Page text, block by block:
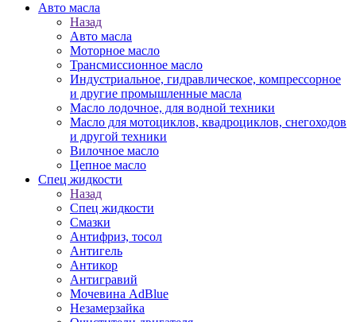
Авто масла
Назад
Авто масла
Моторное масло
Трансмиссионное масло
Индустриальное, гидравлическое, компрессорное
и другие промышленные масла
Масло лодочное, для водной техники
Масло для мотоциклов, квадроциклов, снегоходов
и другой техники
Вилочное масло
Цепное масло
Спец жидкости
Назад
Спец жидкости
Смазки
Антифриз, тосол
Антигель
Антикор
Антигравий
Мочевина AdBlue
Незамерзайка